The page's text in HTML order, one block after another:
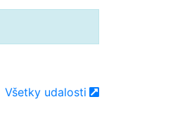
Všetky udalosti